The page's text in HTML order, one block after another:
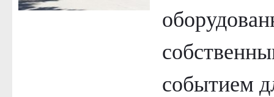
событием